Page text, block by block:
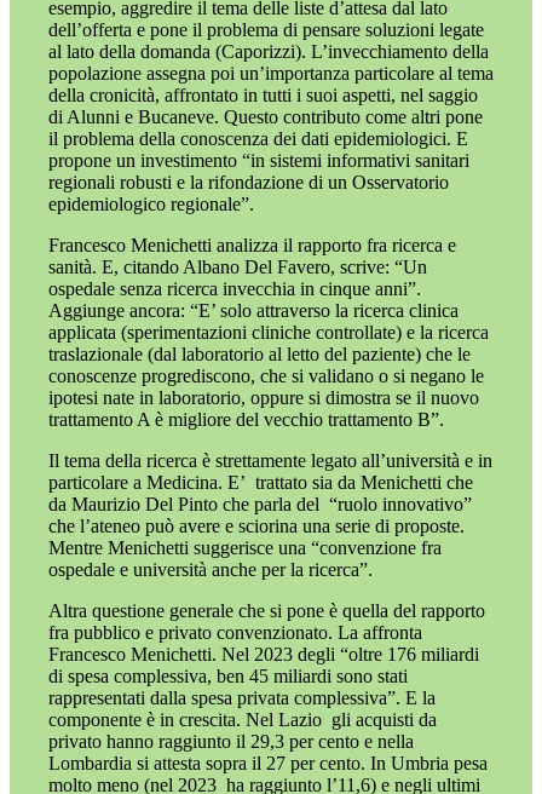
esempio, aggredire il tema delle liste d’attesa dal lato
dell’offerta e pone il problema di pensare soluzioni legate
al lato della domanda (Caporizzi). L’invecchiamento della
popolazione assegna poi un’importanza particolare al tema
della cronicità, affrontato in tutti i suoi aspetti, nel saggio
di Alunni e Bucaneve. Questo contributo come altri pone
il problema della conoscenza dei dati epidemiologici. E
propone un investimento “in sistemi informativi sanitari
regionali robusti e la rifondazione di un Osservatorio
epidemiologico regionale”.
Francesco Menichetti analizza il rapporto fra ricerca e
sanità. E, citando Albano Del Favero, scrive: “Un
ospedale senza ricerca invecchia in cinque anni”.
Aggiunge ancora: “E’ solo attraverso la ricerca clinica
applicata (sperimentazioni cliniche controllate) e la ricerca
traslazionale (dal laboratorio al letto del paziente) che le
conoscenze progrediscono, che si validano o si negano le
ipotesi nate in laboratorio, oppure si dimostra se il nuovo
trattamento A è migliore del vecchio trattamento B”.
Il tema della ricerca è strettamente legato all’università e in
particolare a Medicina. E’ trattato sia da Menichetti che
da Maurizio Del Pinto che parla del “ruolo innovativo”
che l’ateneo può avere e sciorina una serie di proposte.
Mentre Menichetti suggerisce una “convenzione fra
ospedale e università anche per la ricerca”.
Altra questione generale che si pone è quella del rapporto
fra pubblico e privato convenzionato. La affronta
Francesco Menichetti. Nel 2023 degli “oltre 176 miliardi
di spesa complessiva, ben 45 miliardi sono stati
rappresentati dalla spesa privata complessiva”. E la
componente è in crescita. Nel Lazio gli acquisti da
privato hanno raggiunto il 29,3 per cento e nella
Lombardia si attesta sopra il 27 per cento. In Umbria pesa
molto meno (nel 2023 ha raggiunto l’11,6) e negli ultimi